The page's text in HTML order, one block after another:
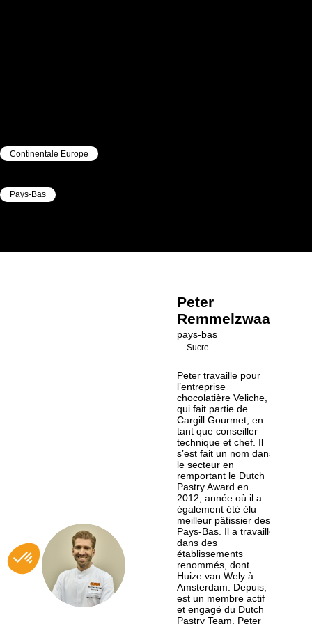
Continentale Europe
Pays-Bas
PR
Peter
Remmelzwaal
pays-bas
Sucre
Peter travaille pour
l’entreprise
chocolatière Veliche,
qui fait partie de
Cargill Gourmet, en
tant que conseiller
technique et chef. Il
s’est fait un nom dans
le secteur en
remportant le Dutch
Pastry Award en
2012, année où il a
également été élu
meilleur pâtissier des
Pays-Bas. Il a travaillé
dans des
établissements
renommés, dont
Huize van Wely à
Amsterdam. Depuis, il
est un membre actif
et engagé du Dutch
Pastry Team. Peter